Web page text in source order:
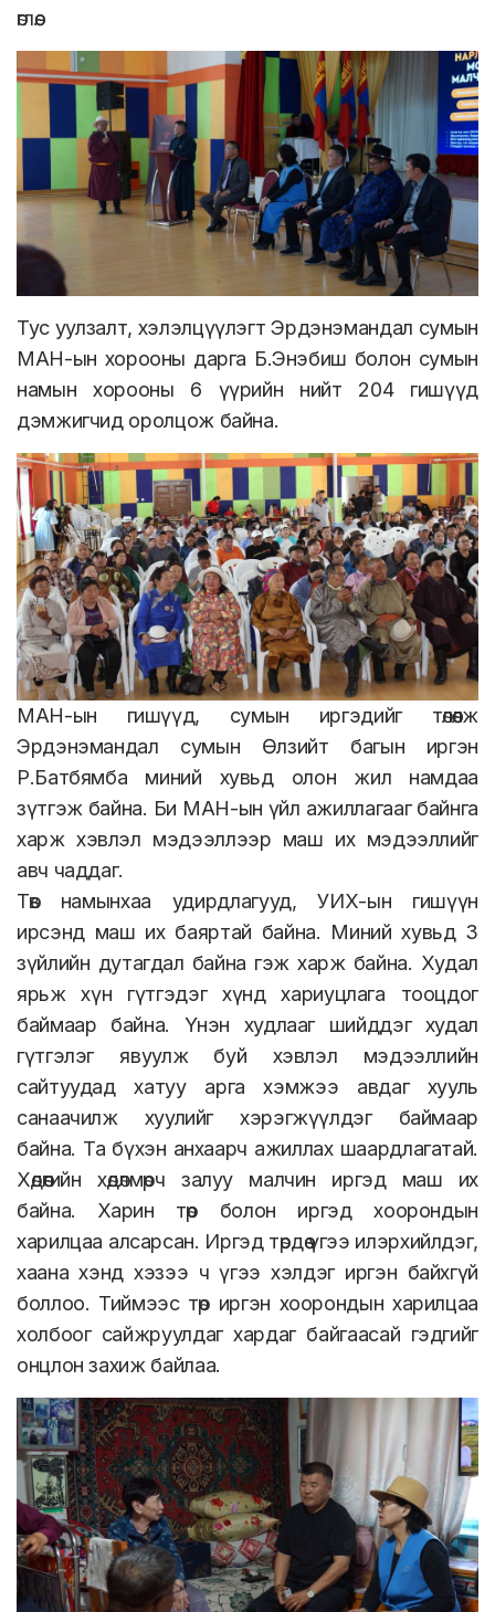
өглөө.
Тус уулзалт, хэлэлцүүлэгт Эрдэнэмандал сумын
МАН-ын хорооны дарга Б.Энэбиш болон сумын
намын хорооны 6 үүрийн нийт 204 гишүүд
дэмжигчид оролцож байна.
МАН-ын гишүүд, сумын иргэдийг төлөөлж
Эрдэнэмандал сумын Өлзийт багын иргэн
Р.Батбямба миний хувьд олон жил намдаа
зүтгэж байна. Би МАН-ын үйл ажиллагааг байнга
харж хэвлэл мэдээллээр маш их мэдээллийг
авч чаддаг.
Төв намынхаа удирдлагууд, УИХ-ын гишүүн
ирсэнд маш их баяртай байна. Миний хувьд 3
зүйлийн дутагдал байна гэж харж байна. Худал
ярьж хүн гүтгэдэг хүнд хариуцлага тооцдог
баймаар байна. Үнэн худлааг шийддэг худал
гүтгэлэг явуулж буй хэвлэл мэдээллийн
сайтуудад хатуу арга хэмжээ авдаг хууль
санаачилж хуулийг хэрэгжүүлдэг баймаар
байна. Та бүхэн анхаарч ажиллах шаардлагатай.
Хөдөөгийн хөдөлмөрч залуу малчин иргэд маш их
байна. Харин төр болон иргэд хоорондын
харилцаа алсарсан. Иргэд төрдөө үгээ илэрхийлдэг,
хаана хэнд хэзээ ч үгээ хэлдэг иргэн байхгүй
боллоо. Тиймээс төр иргэн хоорондын харилцаа
холбоог сайжруулдаг хардаг байгаасай гэдгийг
онцлон захиж байлаа.